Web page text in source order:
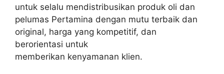
untuk selalu mendistribusikan produk oli dan
pelumas Pertamina dengan mutu terbaik dan
original, harga yang kompetitif, dan
berorientasi untuk
memberikan kenyamanan klien.